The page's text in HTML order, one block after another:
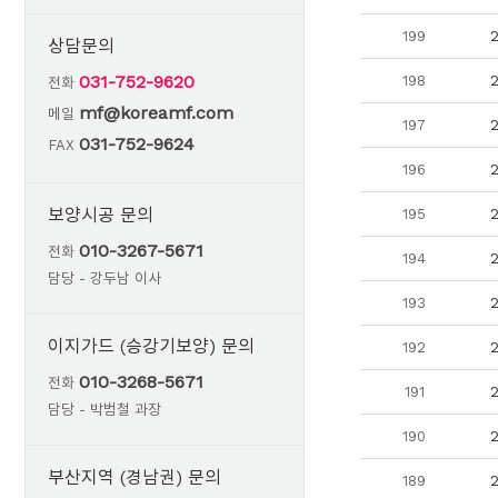
상담문의
전화 031-752-9620
메일 mf@koreamf.com
FAX 031-752-9624
보양시공 문의
전화 010-3267-5671
담당 - 강두남 이사
이지가드 (승강기보양) 문의
전화 010-3268-5671
담당 - 박범철 과장
부산지역 (경남권) 문의
199
198
197
196
195
194
193
192
191
190
189